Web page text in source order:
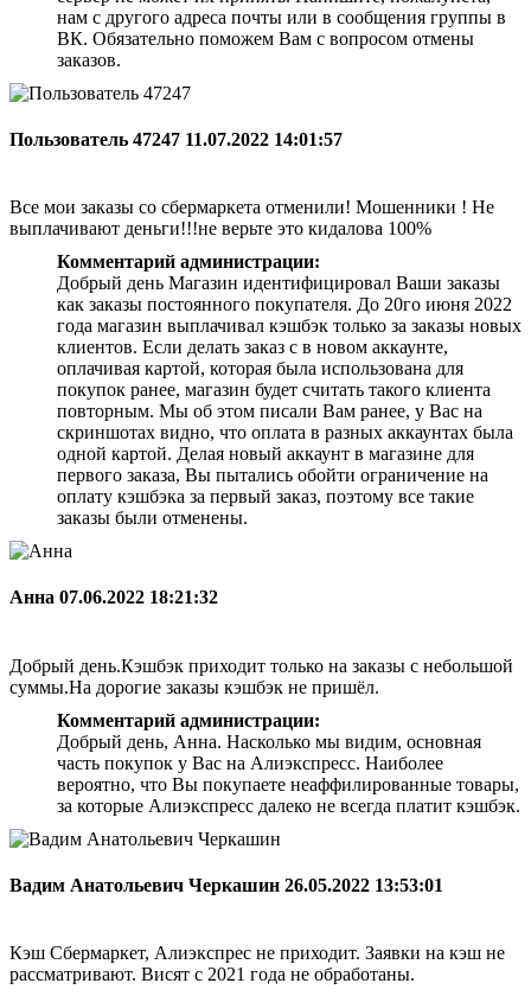
нам с другого адреса почты или в сообщения группы в
ВК. Обязательно поможем Вам с вопросом отмены
заказов.
Пользователь 47247 11.07.2022 14:01:57
Все мои заказы со сбермаркета отменили! Мошенники ! Не
выплачивают деньги!!!не верьте это кидалова 100%
Комментарий администрации:
Добрый день Магазин идентифицировал Ваши заказы
как заказы постоянного покупателя. До 20го июня 2022
года магазин выплачивал кэшбэк только за заказы новых
клиентов. Если делать заказ с в новом аккаунте,
оплачивая картой, которая была использована для
покупок ранее, магазин будет считать такого клиента
повторным. Мы об этом писали Вам ранее, у Вас на
скриншотах видно, что оплата в разных аккаунтах была
одной картой. Делая новый аккаунт в магазине для
первого заказа, Вы пытались обойти ограничение на
оплату кэшбэка за первый заказ, поэтому все такие
заказы были отменены.
Анна 07.06.2022 18:21:32
Добрый день.Кэшбэк приходит только на заказы с небольшой
суммы.На дорогие заказы кэшбэк не пришёл.
Комментарий администрации:
Добрый день, Анна. Насколько мы видим, основная
часть покупок у Вас на Алиэкспресс. Наиболее
вероятно, что Вы покупаете неаффилированные товары,
за которые Алиэкспресс далеко не всегда платит кэшбэк.
Вадим Анатольевич Черкашин 26.05.2022 13:53:01
Кэш Сбермаркет, Алиэкспрес не приходит. Заявки на кэш не
рассматривают. Висят с 2021 года не обработаны.